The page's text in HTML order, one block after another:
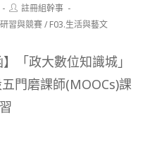
Post
author:
註冊組幹事
習與競賽/ F03.生活與藝文
「政大數位知識城」
門磨課師(MOOCs)課